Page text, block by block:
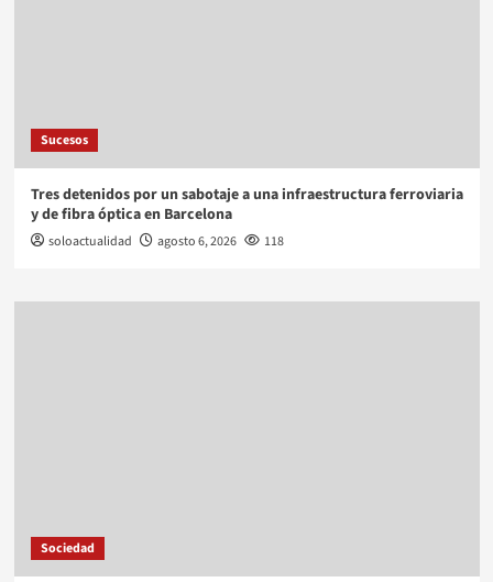
Sucesos
Tres detenidos por un sabotaje a una infraestructura ferroviaria
y de fibra óptica en Barcelona
soloactualidad agosto 6, 2026 118
Sociedad